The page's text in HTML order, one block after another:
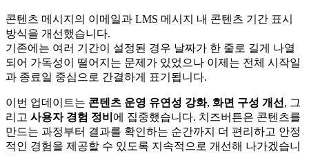
콘텐츠 메시지의 이메일과 LMS 메시지 내 콘텐츠 기간 표시
방식을 개선했습니다.
기존에는 여러 기간이 설정된 경우 날짜가 한 줄로 길게 나열
되어 가독성이 떨어지는 문제가 있었으나 이제는 전체 시작일
과 종료일 중심으로 간결하게 표기됩니다.
이번 업데이트는 콘텐츠 운영 유연성 강화, 화면 구성 개선 , 그
리고 사용자 경험 정비 에 집중했습니다. 치즈버튼은 콘텐츠를
만드는 과정부터 결과를 확인하는 순간까지 더 편리하고 안정
적인 경험을 제공할 수 있도록 지속적으로 개선해 나가겠습니